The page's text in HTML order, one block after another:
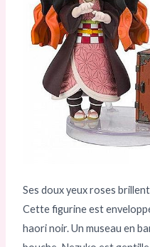
Ses doux yeux roses
Cette figurine est
haori noir. Un museau en